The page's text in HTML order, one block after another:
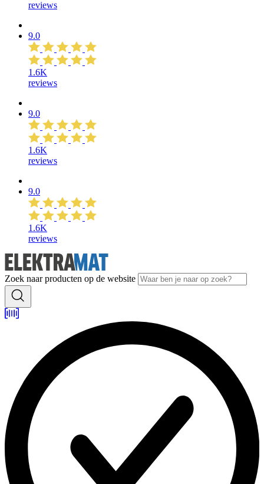
reviews
9.0
1.6K
reviews
9.0
1.6K
reviews
9.0
1.6K
reviews
Zoek naar producten op de website